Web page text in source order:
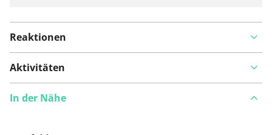
Reaktionen
Aktivitäten
In der Nähe